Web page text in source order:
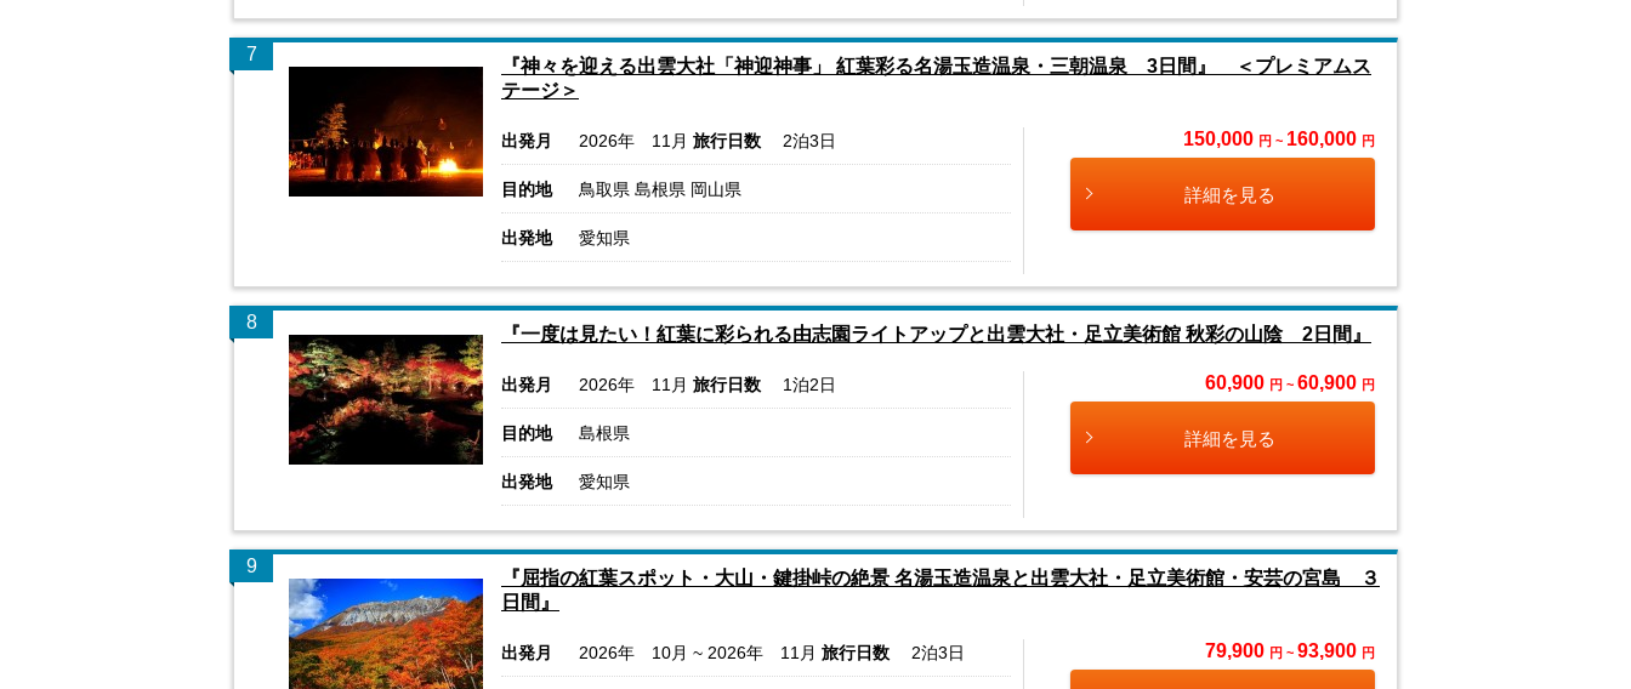
7
『神々を迎える出雲大社「神迎神事」 紅葉彩る名湯玉造温泉・三朝温泉 3日間』 ＜プレミアムス
テージ＞
出発月 2026年 11月 旅行日数 2泊3日
目的地 鳥取県 島根県 岡山県
出発地 愛知県
150,000 円 ~ 160,000 円
詳細を見る
8
『一度は見たい！紅葉に彩られる由志園ライトアップと出雲大社・足立美術館 秋彩の山陰 2日間』
出発月 2026年 11月 旅行日数 1泊2日
目的地 島根県
出発地 愛知県
60,900 円 ~ 60,900 円
詳細を見る
9
『屈指の紅葉スポット・大山・鍵掛峠の絶景 名湯玉造温泉と出雲大社・足立美術館・安芸の宮島 ３
日間』
出発月 2026年 10月 ~ 2026年 11月 旅行日数 2泊3日 79,900 円 ~ 93,900 円